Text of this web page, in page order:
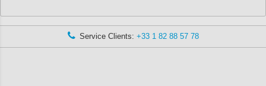
Service Clients: +33 1 82 88 57 78